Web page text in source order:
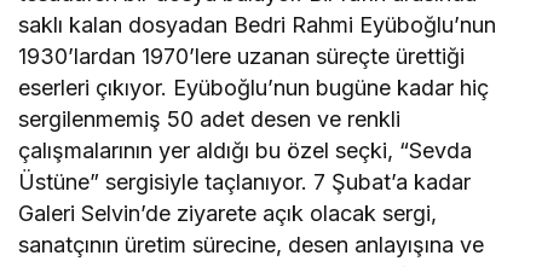
saklı kalan dosyadan Bedri Rahmi Eyüboğlu’nun
1930’lardan 1970’lere uzanan süreçte ürettiği
eserleri çıkıyor. Eyüboğlu’nun bugüne kadar hiç
sergilenmemiş 50 adet desen ve renkli
çalışmalarının yer aldığı bu özel seçki, “Sevda
Üstüne” sergisiyle taçlanıyor. 7 Şubat’a kadar
Galeri Selvin’de ziyarete açık olacak sergi,
sanatçının üretim sürecine, desen anlayışına ve